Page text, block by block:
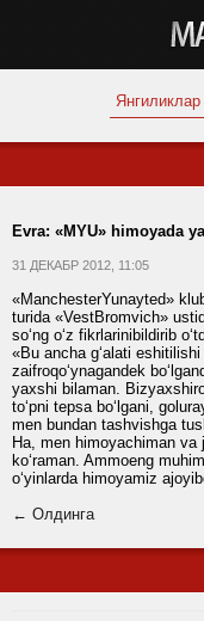
Янгиликлар
Evra: «MYU» himoyada
31 ДЕКАБР 2012, 11:05
«ManchesterYunayted»
turida «VestBromvich»
so‘ng o‘z fikrlarinibildirib
«Bu ancha g‘alati
zaifroqo‘ynagandek
yaxshi bilaman.
to‘pni tepsa bo‘lgani,
men bundan tashvishga
Ha, men himoyachiman va
ko‘raman. Ammoeng
o‘yinlarda himoyamiz
← Олдинга